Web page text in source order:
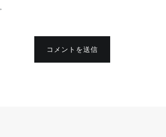
コメントを送信